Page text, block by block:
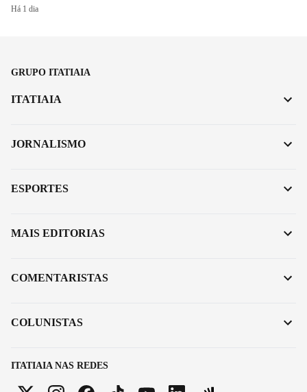
Há 1 dia
GRUPO ITATIAIA
ITATIAIA NAS REDES
ITATIAIA
JORNALISMO
ESPORTES
MAIS EDITORIAS
COMENTARISTAS
COLUNISTAS